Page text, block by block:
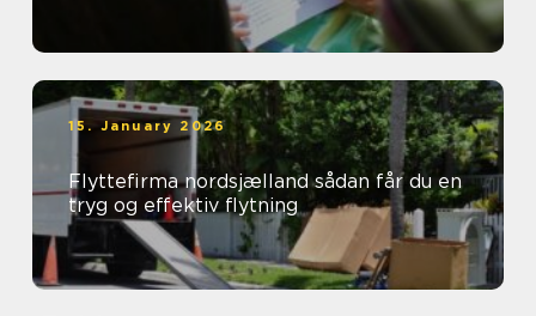
15. January 2026
Flyttefirma nordsjælland sådan får du en
tryg og effektiv flytning